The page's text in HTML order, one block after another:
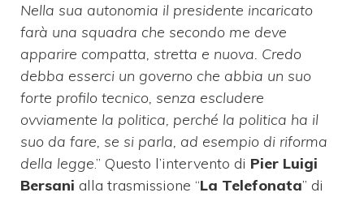
Nella sua autonomia il presidente incaricato
farà una squadra che secondo me deve
apparire compatta, stretta e nuova. Credo
debba esserci un governo che abbia un suo
forte profilo tecnico, senza escludere
ovviamente la politica, perché la politica ha il
suo da fare, se si parla, ad esempio di riforma
della legge.” Questo l’intervento di Pier Luigi
Bersani alla trasmissione “La Telefonata” di